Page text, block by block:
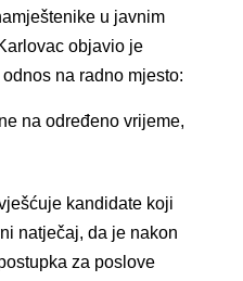
u javnim
objavio je
na radno mjesto:
na određeno vrijeme,
kandidate koji
natječaj, da je nakon
za poslove